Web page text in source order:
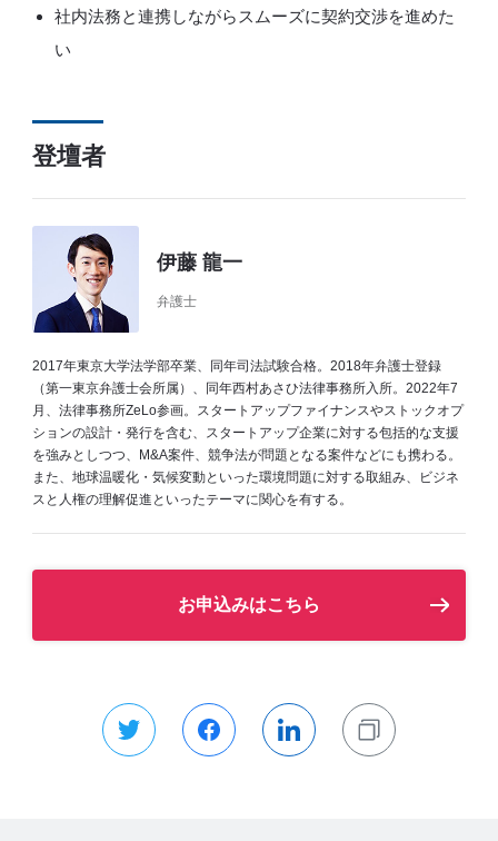
社内法務と連携しながらスムーズに契約交渉を進めた
い
登壇者
伊藤 龍一
弁護士
2017年東京大学法学部卒業、同年司法試験合格。2018年弁護士登録
（第一東京弁護士会所属）、同年西村あさひ法律事務所入所。2022年7
月、法律事務所ZeLo参画。スタートアップファイナンスやストックオプ
ションの設計・発行を含む、スタートアップ企業に対する包括的な支援
を強みとしつつ、M&A案件、競争法が問題となる案件などにも携わる。
また、地球温暖化・気候変動といった環境問題に対する取組み、ビジネ
スと人権の理解促進といったテーマに関心を有する。
お申込みはこちら